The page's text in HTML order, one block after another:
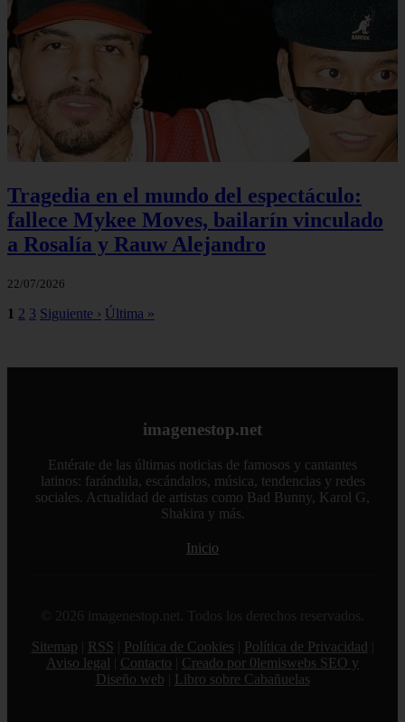
Tragedia en el mundo del espectáculo:
fallece Mykee Moves, bailarín vinculado
a Rosalía y Rauw Alejandro
22/07/2026
1 2 3 Siguiente › Última »
imagenestop.net
Entérate de las últimas noticias de famosos y cantantes
latinos: farándula, escándalos, música, tendencias y redes
sociales. Actualidad de artistas como Bad Bunny, Karol G,
Shakira y más.
Inicio
© 2026 imagenestop.net. Todos los derechos reservados.
Sitemap
RSS Política de Cookies Política de Privacidad
Aviso legal
Contacto
Creado por 0lemiswebs SEO y
Diseño web
Libro sobre Cabañuelas